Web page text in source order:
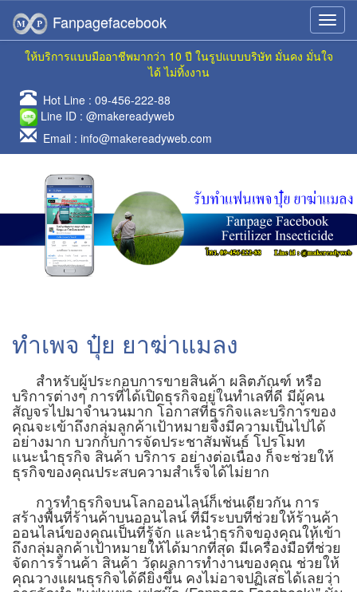
Fanpagefacebook
ให้บริการแบบมืออาชีพมากว่า 10 ปี ในรูปแบบบริษัท มั่นคง มั่นใจ
ได้ ไม่ทิ้งงาน
Hot Line : 09-456-222-88
Line ID : @makereadyweb
Email : info@makereadyweb.com
ทำเพจ ปุ๋ย ยาฆ่าแมลง
สำหรับผู้ประกอบการขายสินค้า ผลิตภัณฑ์ หรือ
บริการต่างๆ การที่ได้เปิดธุรกิจอยู่ในทำเลที่ดี มีผู้คน
สัญจรไปมาจำนวนมาก โอกาสที่ธุรกิจและบริการของ
คุณจะเข้าถึงกลุ่มลูกค้าเป้าหมายจึงมีความเป็นไปได้
อย่างมาก บวกกับการจัดประชาสัมพันธ์ โปรโมท
แนะนำธุรกิจ สินค้า บริการ อย่างต่อเนื่อง ก็จะช่วยให้
ธุรกิจของคุณประสบความสำเร็จได้ไม่ยาก
การทำธุรกิจบนโลกออนไลน์ก็เช่นเดียวกัน การ
สร้างพื้นที่ร้านค้าบนออนไลน์ ที่มีระบบที่ช่วยให้ร้านค้า
ออนไลน์ของคุณเป็นที่รู้จัก และนำธุรกิจของคุณให้เข้า
ถึงกลุ่มลูกค้าเป้าหมายให้ได้มากที่สุด มีเครื่องมือที่ช่วย
จัดการร้านค้า สินค้า วัดผลการทำงานของคุณ ช่วยให้
คุณวางแผนธุรกิจได้ดียิ่งขึ้น คงไม่อาจปฏิเสธได้เลยว่า